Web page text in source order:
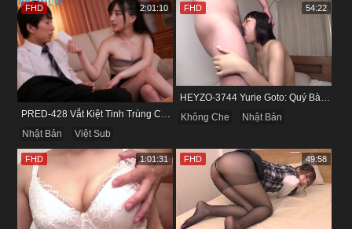
Nhật Bản
Việt Sub
FHD 2:01:10
HEYZO-3744 Yurie Goto: Quý Bà Dâm Phụ & Cơn Cuồng Si Mùi Buồi Khắm
Không Che
Nhật Bản
FHD 54:22
FHD 1:01:31 FHD 49:58